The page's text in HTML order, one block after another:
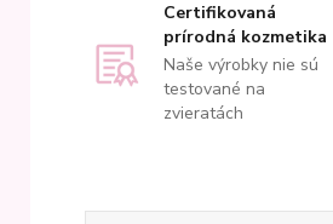
Certifikovaná
prírodná kozmetika
Naše výrobky nie sú
testované na
zvieratách